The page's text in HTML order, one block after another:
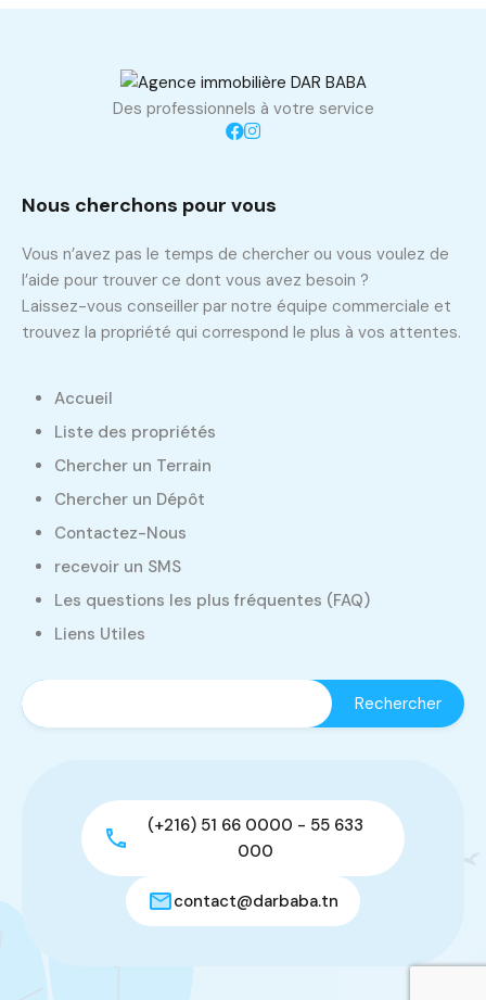
Des professionnels à votre service
Nous cherchons pour vous
Vous n’avez pas le temps de chercher ou vous voulez de
l’aide pour trouver ce dont vous avez besoin ?
Laissez-vous conseiller par notre équipe commerciale et
trouvez la propriété qui correspond le plus à vos attentes.
Accueil
Liste des propriétés
Chercher un Terrain
Chercher un Dépôt
Contactez-Nous
recevoir un SMS
Les questions les plus fréquentes (FAQ)
Liens Utiles
(+216) 51 66 0000 - 55 633
000
contact@darbaba.tn